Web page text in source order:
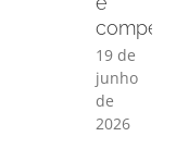
19 de
junho
de
2026